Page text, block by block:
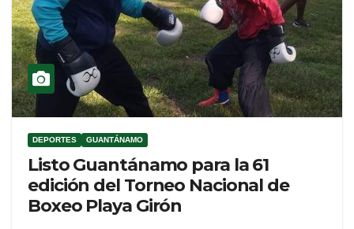
DEPORTES GUANTÁNAMO
Listo Guantánamo para la 61
edición del Torneo Nacional de
Boxeo Playa Girón